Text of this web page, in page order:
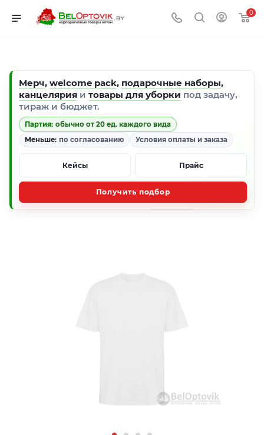
0
Мерч, welcome pack, подарочные наборы,
канцелярия и товары для уборки под задачу,
тираж и бюджет.
Партия: обычно от 20 ед. каждого вида
Меньше: по согласованию Условия оплаты и заказа
Кейсы Прайс
Получить подбор